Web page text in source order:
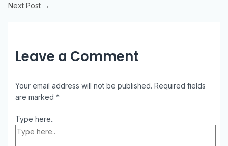
Next Post →
Leave a Comment
Your email address will not be published. Required fields
are marked *
Type here..